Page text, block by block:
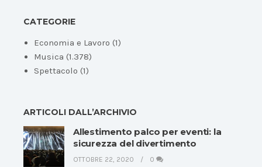
CATEGORIE
Economia e Lavoro (1)
Musica (1.378)
Spettacolo (1)
ARTICOLI DALL’ARCHIVIO
Allestimento palco per eventi: la
sicurezza del divertimento
OTTOBRE 22, 2020 0